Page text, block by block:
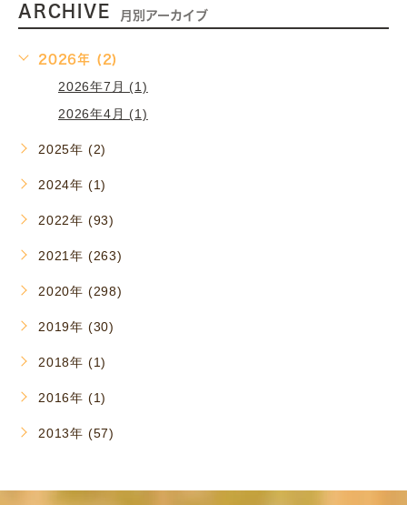
ARCHIVE 月別アーカイブ
2026年 (2)
2026年7月 (1)
2026年4月 (1)
2025年 (2)
2024年 (1)
2022年 (93)
2021年 (263)
2020年 (298)
2019年 (30)
2018年 (1)
2016年 (1)
2013年 (57)